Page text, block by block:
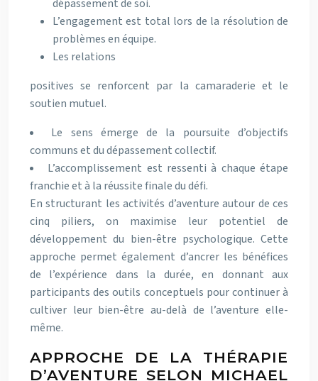
dépassement de soi.
L’engagement est total lors de la résolution de
problèmes en équipe.
Les relations
positives se renforcent par la camaraderie et le
soutien mutuel.
Le sens émerge de la poursuite d’objectifs
communs et du dépassement collectif.
L’accomplissement est ressenti à chaque étape
franchie et à la réussite finale du défi.
En structurant les activités d’aventure autour de ces
cinq piliers, on maximise leur potentiel de
développement du bien-être psychologique. Cette
approche permet également d’ancrer les bénéfices
de l’expérience dans la durée, en donnant aux
participants des outils conceptuels pour continuer à
cultiver leur bien-être au-delà de l’aventure elle-
même.
APPROCHE DE LA THÉRAPIE
D’AVENTURE SELON MICHAEL